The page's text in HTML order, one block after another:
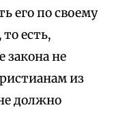
его по своему
есть,
закона не
из
должно